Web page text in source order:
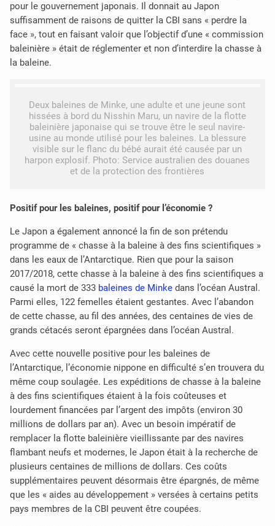
pour le gouvernement japonais. Il donnait au Japon
suffisamment de raisons de quitter la CBI sans « perdre la
face », tout en faisant valoir que l’objectif d’une « commission
baleinière » était de réglementer et non d’interdire la chasse à
la baleine.
Deux baleines de Minke, une adulte et une jeune sont
hissées à bord du Nisshin Maru, un navire de la flotte
baleinière japonaise qui se trouve être le seul navire-
usine au monde utilisé pour les baleines. La blessure
visible sur le flanc du bébé aurait été causée par un
harpon explosif. Photo: Service australien des douanes
et de la protection des frontières
Positif pour les baleines, positif pour l’économie ?
Le Japon a également annoncé la fin de son prétendu
programme de « chasse à la baleine à des fins scientifiques »
dans les eaux de l’Antarctique. Rien que pour la saison
2017/2018, cette chasse à la baleine à des fins scientifiques a
causé la mort de 333 baleines de Minke dans l’océan Austral.
Parmi elles, 122 femelles étaient gestantes. Avec l’abandon
de cette chasse, au fil des années, des centaines de vies de
grands cétacés seront épargnées dans l’océan Austral.
Avec cette nouvelle positive pour les baleines de
l’Antarctique, l’économie nippone en difficulté s’en trouvera du
même coup soulagée. Les expéditions de chasse à la baleine
à des fins scientifiques étaient à la fois coûteuses et
lourdement financées par l’argent des impôts (environ 30
millions de dollars par an). Avec un besoin impératif de
remplacer la flotte baleinière vieillissante par des navires
flambant neufs et modernes, le Japon était à la recherche de
plusieurs centaines de millions de dollars. Ces coûts
supplémentaires peuvent désormais être épargnés, de même
que les « aides au développement » versées à certains petits
pays membres de la CBI peuvent être coupées.